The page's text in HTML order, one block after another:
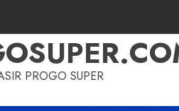
PROGO SUPER